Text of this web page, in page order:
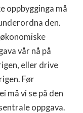
oppbygginga må
den.
vår nå på
eller drive
Før
må vi se på den
oppgava.